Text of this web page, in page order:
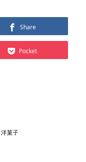
Share
Pocket
洋菓子